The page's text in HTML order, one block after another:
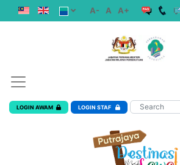
A- A A+
LOGIN AWAM LOGIN STAF